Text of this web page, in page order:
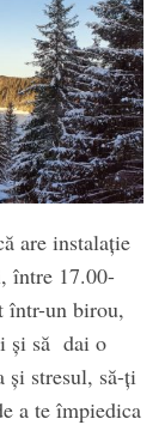
are instalație
între 17.00-
într-un birou,
și să dai o
și stresul, să-ți
a te împiedica